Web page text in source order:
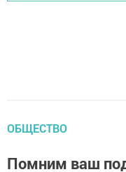
ОБЩЕСТВО
Помним ваш